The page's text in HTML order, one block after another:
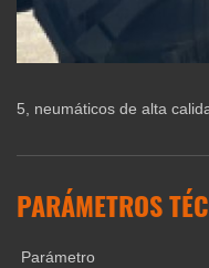
5, neumáticos de alta
PARÁMETROS
Parámetro